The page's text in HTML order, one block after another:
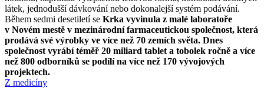
látek, jednodušší dávkování nebo dokonalejší systém podávání.
Během sedmi desetiletí se Krka vyvinula z malé laboratoře
v Novém mestě v mezinárodní farmaceutickou společnost, která
prodává své výrobky ve více než 70 zemích světa. Dnes
společnost vyrábí téměř 20 miliard tablet a tobolek ročně a více
než 800 odborníků se podílí na více než 170 vývojových
projektech.
Z medicíny